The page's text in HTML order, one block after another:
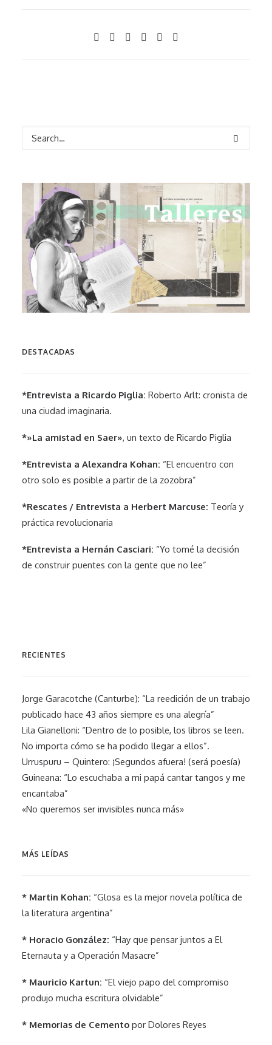
DESTACADAS
*Entrevista a Ricardo Piglia: Roberto Arlt: cronista de
una ciudad imaginaria.
*»La amistad en Saer», un texto de Ricardo Piglia
*Entrevista a Alexandra Kohan: “El encuentro con
otro solo es posible a partir de la zozobra”
*Rescates / Entrevista a Herbert Marcuse: Teoría y
práctica revolucionaria
*Entrevista a Hernán Casciari: “Yo tomé la decisión
de construir puentes con la gente que no lee”
RECIENTES
Jorge Garacotche (Canturbe): “La reedición de un trabajo
publicado hace 43 años siempre es una alegría”
Lila Gianelloni: “Dentro de lo posible, los libros se leen.
No importa cómo se ha podido llegar a ellos”.
Urruspuru – Quintero: ¡Segundos afuera! (será poesía)
Guineana: “Lo escuchaba a mi papá cantar tangos y me
encantaba”
«No queremos ser invisibles nunca más»
MÁS LEÍDAS
* Martin Kohan: “Glosa es la mejor novela política de
la literatura argentina”
* Horacio González: “Hay que pensar juntos a El
Eternauta y a Operación Masacre”
* Mauricio Kartun: “El viejo papo del compromiso
produjo mucha escritura olvidable”
* Memorias de Cemento por Dolores Reyes